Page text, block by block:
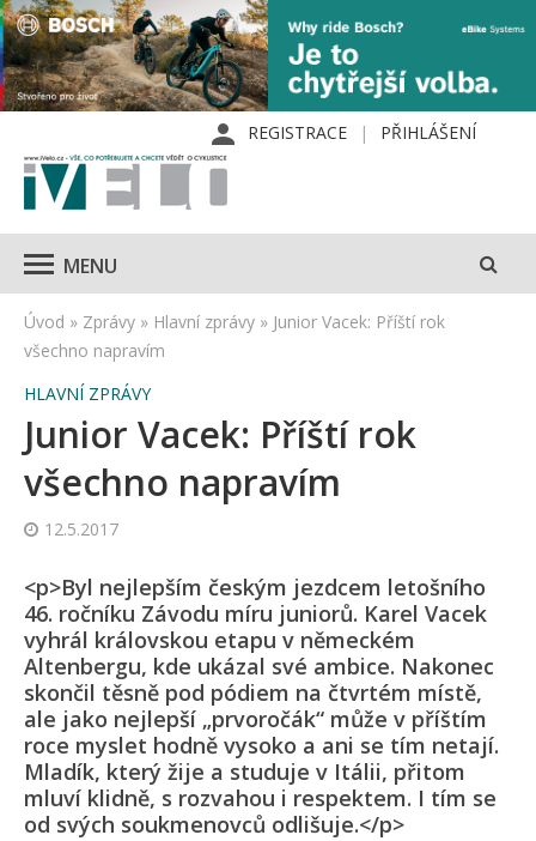
REGISTRACE PŘIHLÁŠENÍ
MENU
Úvod » Zprávy » Hlavní zprávy » Junior Vacek: Příští rok
všechno napravím
HLAVNÍ ZPRÁVY
Junior Vacek: Příští rok
všechno napravím
12.5.2017
<p>Byl nejlepším českým jezdcem letošního
46. ročníku Závodu míru juniorů. Karel Vacek
vyhrál královskou etapu v německém
Altenbergu, kde ukázal své ambice. Nakonec
skončil těsně pod pódiem na čtvrtém místě,
ale jako nejlepší „prvoročák“ může v příštím
roce myslet hodně vysoko a ani se tím netají.
Mladík, který žije a studuje v Itálii, přitom
mluví klidně, s rozvahou i respektem. I tím se
od svých soukmenovců odlišuje.</p>